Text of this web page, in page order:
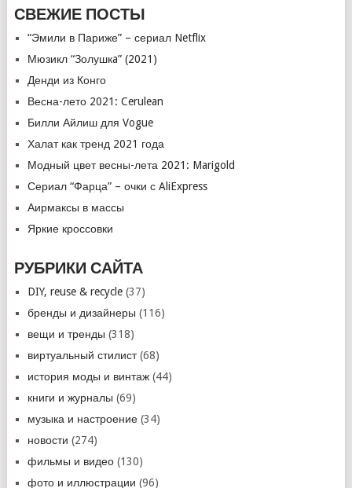
СВЕЖИЕ ПОСТЫ
“Эмили в Париже” – сериал Netflix
Мюзикл “Золушкa” (2021)
Денди из Конго
Весна-лето 2021: Cerulean
Билли Айлиш для Vogue
Халат как тренд 2021 года
Модный цвет весны-лета 2021: Marigold
Сериал “Фарца” – очки с AliExpress
Аирмаксы в массы
Яркие кроссовки
РУБРИКИ САЙТА
DIY, reuse & recycle(37)
бренды и дизайнеры (116)
вещи и тренды (318)
виртуальный стилист(68)
история моды и винтаж(44)
книги и журналы (69)
музыка и настроение(34)
новости (274)
фильмы и видео(130)
фото и иллюстрации (96)